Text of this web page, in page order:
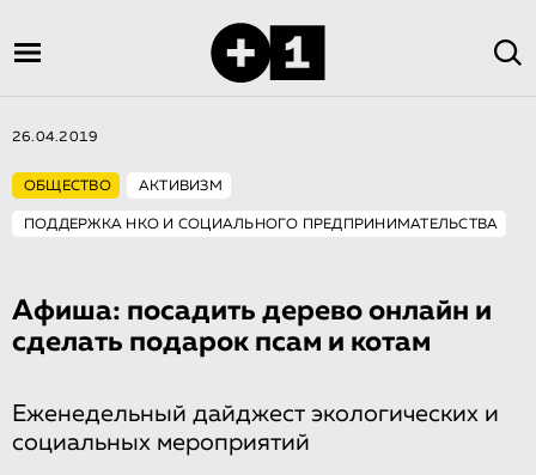
26.04.2019
ОБЩЕСТВО АКТИВИЗМ
ПОДДЕРЖКА НКО И СОЦИАЛЬНОГО ПРЕДПРИНИМАТЕЛЬСТВА
Афиша: посадить дерево онлайн и
сделать подарок псам и котам
Еженедельный дайджест экологических и
социальных мероприятий